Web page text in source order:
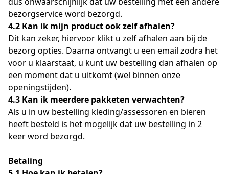
bezorgservice word bezorgd.
4.2 Kan ik mijn product ook zelf afhalen?
Dit kan zeker, hiervoor klikt u zelf afhalen aan bij de
bezorg opties. Daarna ontvangt u een email zodra het
voor u klaarstaat, u kunt uw bestelling dan afhalen op
een moment dat u uitkomt (wel binnen onze
openingstijden).
4.3 Kan ik meerdere pakketen verwachten?
Als u in uw bestelling kleding/assessoren en bieren
heeft besteld is het mogelijk dat uw bestelling in 2
keer word bezorgd.
Betaling